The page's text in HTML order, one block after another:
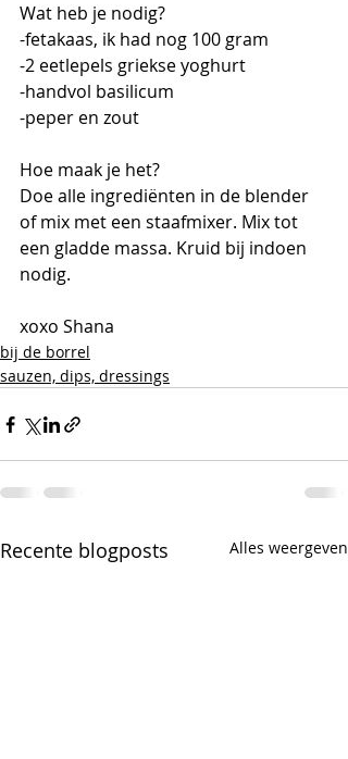
Wat heb je nodig?
-fetakaas, ik had nog 100 gram
-2 eetlepels griekse yoghurt
-handvol basilicum
-peper en zout
Hoe maak je het?
Doe alle ingrediënten in de blender
of mix met een staafmixer. Mix tot
een gladde massa. Kruid bij indoen
nodig.
xoxo Shana
bij de borrel
sauzen, dips, dressings
Recente blogposts Alles weergeven